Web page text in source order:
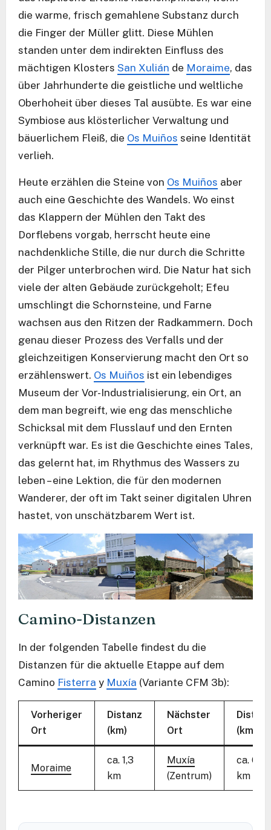
die warme, frisch gemahlene Substanz durch
die Finger der Müller glitt. Diese Mühlen
standen unter dem indirekten Einfluss des
mächtigen Klosters San Xulián de Moraime, das
über Jahrhunderte die geistliche und weltliche
Oberhoheit über dieses Tal ausübte. Es war eine
Symbiose aus klösterlicher Verwaltung und
bäuerlichem Fleiß, die Os Muiños seine Identität
verlieh.
Heute erzählen die Steine von Os Muiños aber
auch eine Geschichte des Wandels. Wo einst
das Klappern der Mühlen den Takt des
Dorflebens vorgab, herrscht heute eine
nachdenkliche Stille, die nur durch die Schritte
der Pilger unterbrochen wird. Die Natur hat sich
viele der alten Gebäude zurückgeholt; Efeu
umschlingt die Schornsteine, und Farne
wachsen aus den Ritzen der Radkammern. Doch
genau dieser Prozess des Verfalls und der
gleichzeitigen Konservierung macht den Ort so
erzählenswert. Os Muiños ist ein lebendiges
Museum der Vor-Industrialisierung, ein Ort, an
dem man begreift, wie eng das menschliche
Schicksal mit dem Flusslauf und den Ernten
verknüpft war. Es ist die Geschichte eines Tales,
das gelernt hat, im Rhythmus des Wassers zu
leben – eine Lektion, die für den modernen
Wanderer, der oft im Takt seiner digitalen Uhren
hastet, von unschätzbarem Wert ist.
Camino-Distanzen
In der folgenden Tabelle findest du die
Distanzen für die aktuelle Etappe auf dem
Camino Fisterra y Muxía (Variante CFM 3b):
Vorheriger
Ort
Distanz
(km)
Nächster
Ort
Distanz
(km)
Moraime
ca. 1,3
km
Muxía
(Zentrum)
ca. 6,3
km